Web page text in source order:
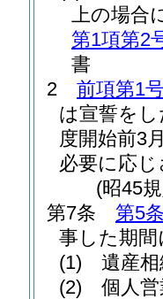
上の場合
第1項第2
書
2
前項第1
は宣誓を
度開始前3
必要に応
(昭45
第7条
第5
事した期
(1)
遺産
(2)
個人